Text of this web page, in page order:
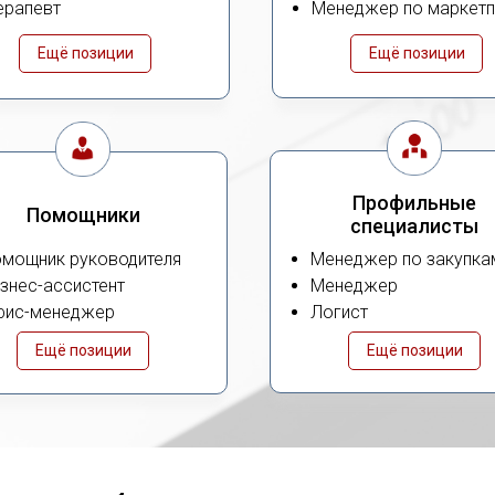
Ещё позиции
Менеджер по
Ещё позиции
Помощники
руководителя
ассистент
менеджер
Ещё позиции
Профильные
специалисты
Менеджер по
Менеджер
Логист
Ещё позиции